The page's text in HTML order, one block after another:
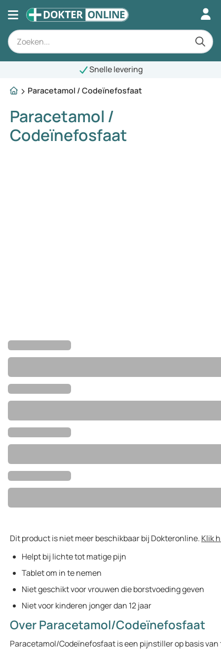
Paracetamol / Codeïnefosfaat
Paracetamol /
Codeïnefosfaat
Dit product is niet meer beschikbaar bij Dokteronline. Klik
Helpt bij lichte tot matige pijn
Tablet om in te nemen
Niet geschikt voor vrouwen die borstvoeding geven
Niet voor kinderen jonger dan 12 jaar
Over Paracetamol/Codeïnefosfaat
Paracetamol/Codeïnefosfaat is een pijnstiller op basis